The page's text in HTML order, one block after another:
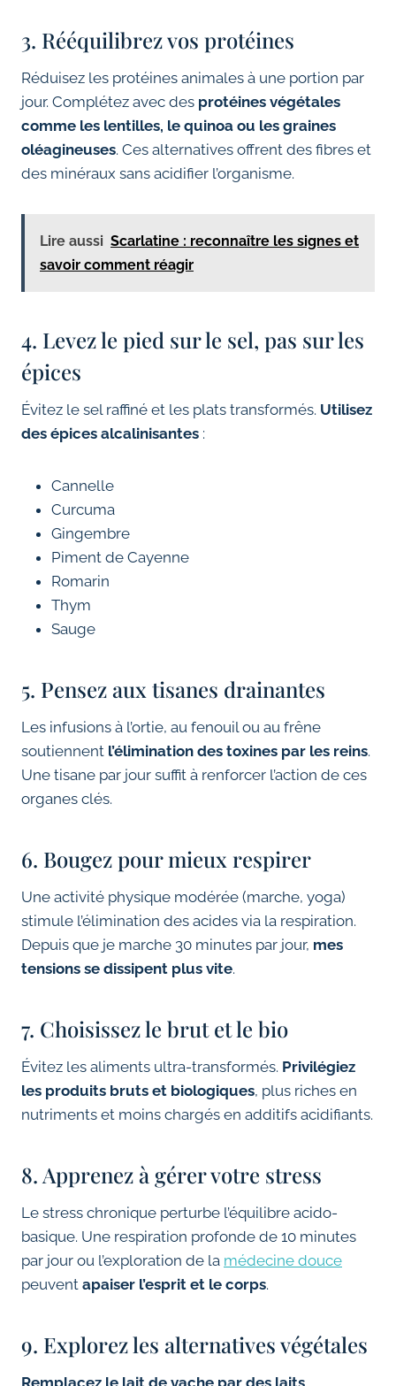
3. Rééquilibrez vos protéines
Réduisez les protéines animales à une portion par
jour. Complétez avec des protéines végétales
comme les lentilles, le quinoa ou les graines
oléagineuses. Ces alternatives offrent des fibres et
des minéraux sans acidifier l’organisme.
Lire aussi Scarlatine : reconnaître les signes et
savoir comment réagir
4. Levez le pied sur le sel, pas sur les
épices
Évitez le sel raffiné et les plats transformés. Utilisez
des épices alcalinisantes :
Cannelle
Curcuma
Gingembre
Piment de Cayenne
Romarin
Thym
Sauge
5. Pensez aux tisanes drainantes
Les infusions à l’ortie, au fenouil ou au frêne
soutiennent l’élimination des toxines par les reins.
Une tisane par jour suffit à renforcer l’action de ces
organes clés.
6. Bougez pour mieux respirer
Une activité physique modérée (marche, yoga)
stimule l’élimination des acides via la respiration.
Depuis que je marche 30 minutes par jour, mes
tensions se dissipent plus vite.
7. Choisissez le brut et le bio
Évitez les aliments ultra-transformés. Privilégiez
les produits bruts et biologiques, plus riches en
nutriments et moins chargés en additifs acidifiants.
8. Apprenez à gérer votre stress
Le stress chronique perturbe l’équilibre acido-
basique. Une respiration profonde de 10 minutes
par jour ou l’exploration de la médecine douce
peuvent apaiser l’esprit et le corps.
9. Explorez les alternatives végétales